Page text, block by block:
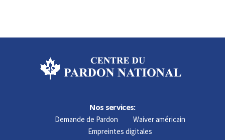
Nos services:
Demande de Pardon
Waiver américain
Empreintes digitales